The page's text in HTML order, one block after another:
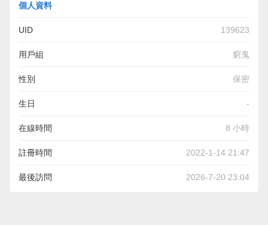
個人資料
UID 139623
用戶組 窮鬼
性別 保密
生日 -
在線時間 8 小時
註冊時間 2022-1-14 21:47
最後訪問 2026-7-20 23:04